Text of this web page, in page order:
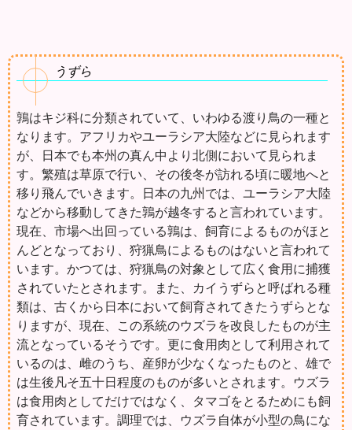
うずら
鶉はキジ科に分類されていて、いわゆる渡り鳥の一種と
なります。アフリカやユーラシア大陸などに見られます
が、日本でも本州の真ん中より北側において見られま
す。繁殖は草原で行い、その後冬が訪れる頃に暖地へと
移り飛んでいきます。日本の九州では、ユーラシア大陸
などから移動してきた鶉が越冬すると言われています。
現在、市場へ出回っている鶉は、飼育によるものがほと
んどとなっており、狩猟鳥によるものはないと言われて
います。かつては、狩猟鳥の対象として広く食用に捕獲
されていたとされます。また、カイうずらと呼ばれる種
類は、古くから日本において飼育されてきたうずらとな
りますが、現在、この系統のウズラを改良したものが主
流となっているそうです。更に食用肉として利用されて
いるのは、雌のうち、産卵が少なくなったものと、雄で
は生後凡そ五十日程度のものが多いとされます。ウズラ
は食用肉としてだけではなく、タマゴをとるためにも飼
育されています。調理では、ウズラ自体が小型の鳥にな